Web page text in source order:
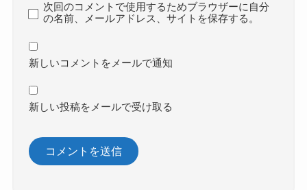
次回のコメントで使用するためブラウザーに自分
の名前、メールアドレス、サイトを保存する。
新しいコメントをメールで通知
新しい投稿をメールで受け取る